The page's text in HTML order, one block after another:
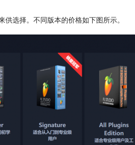
选择。不同版本的价格如下图所示。